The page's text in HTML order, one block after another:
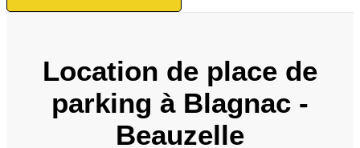
Location de place de
parking à Blagnac -
Beauzelle